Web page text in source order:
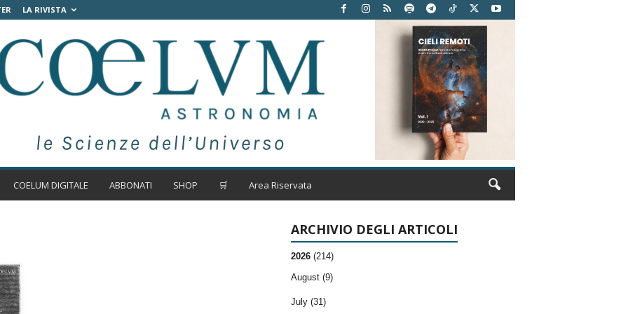
LA RIVISTA
COELUM DIGITALE ABBONATI SHOP 🛒 Area Riservata
ARCHIVIO DEGLI ARTICOLI
2026 (214)
August (9)
July (31)